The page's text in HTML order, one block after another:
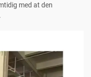
med at den